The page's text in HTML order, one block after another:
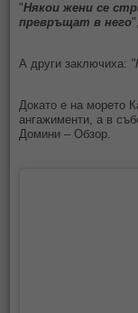
"Някои жени се
превръщат в него
А други заключиха:
Докато е на морето
ангажименти, а в
Домини – Обзор.